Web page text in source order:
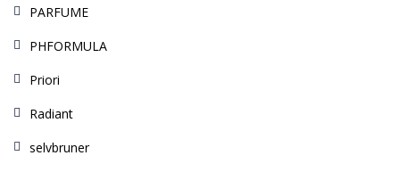
PARFUME
PHFORMULA
Priori
Radiant
selvbruner